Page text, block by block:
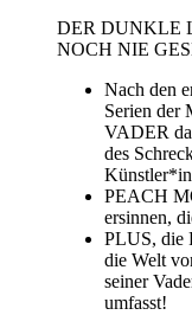
DER DUNKLE
NOCH NIE
Nach den
Serien der
VADER
des
PEACH
ersinnen,
PLUS, die
die Welt
seiner
umfasst!